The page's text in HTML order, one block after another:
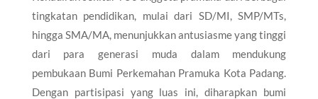
tingkatan pendidikan, mulai dari SD/MI, SMP/MTs,
hingga SMA/MA, menunjukkan antusiasme yang tinggi
dari para generasi muda dalam mendukung
pembukaan Bumi Perkemahan Pramuka Kota Padang.
Dengan partisipasi yang luas ini, diharapkan bumi